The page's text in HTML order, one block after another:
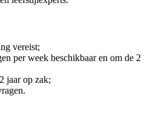
vereist;
per week beschikbaar en om de 2
jaar op zak;